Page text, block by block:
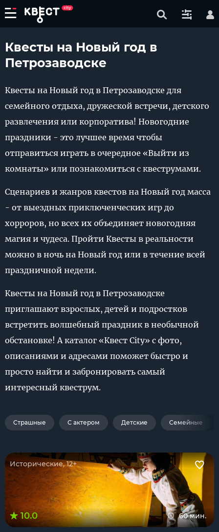
Квесты на Новый год в
Петрозаводске
Квесты на Новый год в Петрозаводске для
семейного отдыха, дружеской встречи, детского
развлечения или корпоратива! Новогодние
праздники - это лучшее время чтобы
отправиться играть в очередное «Выйти из
комнаты» или познакомиться с квеструмами.
Сценариев и жанров квестов на Новый год масса
- от выездных приключенческих игр до
хорроров, но всех их объединяет новогодняя
магия и чудеса. Пройти Квесты в реальности
можно в ночь на Новый год или в течение всей
праздничной недели.
Квесты на Новый год в Петрозаводске
приглашают взрослых, детей и подростков
встретить волшебный праздник в необычной
обстановке! А каталог «Квест City» с фото,
описаниями и адресами поможет быстро и
просто найти и забронировать самый
интересный квеструм.
Страшные С актером Детские Семейные
Исторические, 12+
10.0 60 мин.